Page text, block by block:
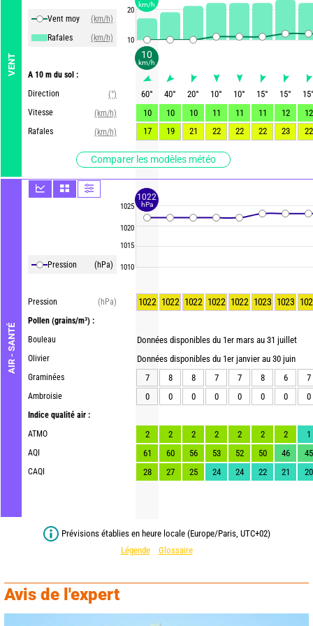
VENT
Vent moy
(km/h)
Rafales
(km/h)
A 10 m du sol :
Direction
(°)
Vitesse
(km/h)
Rafales
(km/h)
Comparer les modèles météo
AIR - SANTÉ
Pression (hPa)
Pression
(hPa)
Pollen (grains/m³) :
Bouleau
Olivier
Graminées
Ambroisie
Indice qualité air :
ATMO
AQI
CAQI
20
10
1025
1020
1015
1010
60° 40° 20° 10° 10° 15° 15° 15
10
10 10 11 11 11 12
12
17
19 21 22 22 22 23 22
1022 1022 1022 1022 1022 1023 1023
Données disponibles du 1er mars au 31 juillet
Données disponibles du 1er janvier au 30 juin
7
8 8 7 7 8 6
7
0
0 0 0 0 0 0 0
2 2 2 2 2 2 2
1
61
60 56 53 52 50 46
45
28
27 25 24 24 22 21 20
Prévisions établies en heure locale (Europe/Paris, UTC+02)
Légende
Glossaire
Avis de l'expert
10
km/h
km/h
1022
hPa